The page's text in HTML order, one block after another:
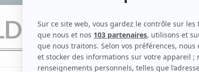
GOSSELIN
Personnages